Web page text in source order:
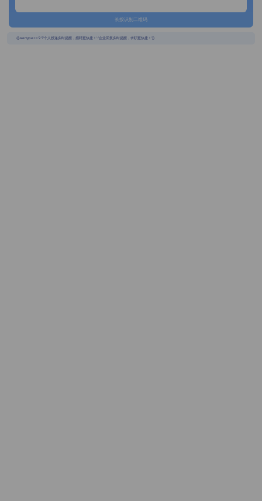
长按识别二维码
{{usertype=='2'?'个人投递实时提醒，招聘更快捷！':'企业回复实时提醒，求职更快捷！'}}